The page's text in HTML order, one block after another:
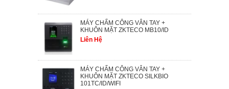
MÁY CHẤM CÔNG VÂN TAY +
KHUÔN MẶT ZKTECO MB10/ID
Liên Hệ
MÁY CHẤM CÔNG VÂN TAY +
KHUÔN MẶT ZKTECO SILKBIO
101TC/ID/WIFI